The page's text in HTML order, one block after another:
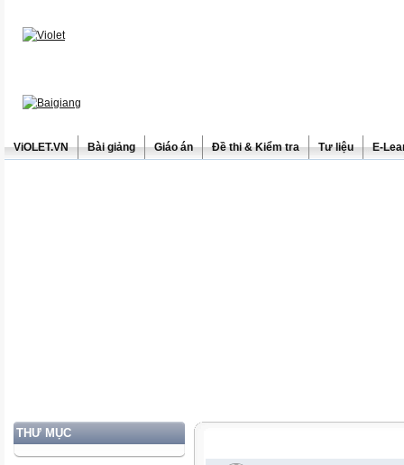
ViOLET.VN Bài giảng Giáo án Đề thi & Kiểm tra Tư liệu E-
THƯ MỤC